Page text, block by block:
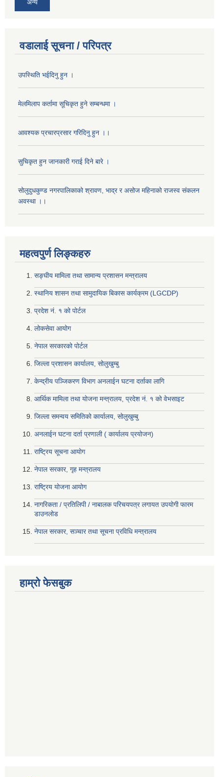
अन्य
वडालाई सूचना / परिपत्र
उपस्थिति भईदिनु हुन ।
मेलमिलाप कर्तामा सूचिकृत हुने सम्बन्धमा ।
आवश्यक प्रचारप्रसार गरिदिनु हुन ।।
सुचिकृत हुन जानकारी गराई दिने बारे ।
सोलुदुधकुण्ड नगरपालिकाको श्रावण, भाद्र र असोज महिनाको राजस्व संकलन
अवस्था ।।
महत्वपुर्ण लिङ्कहरु
सङ्घीय मामिला तथा सामान्य प्रशासन मन्त्रालय
स्थानिय शासन तथा सामुदायिक बिकास कार्यक्रम (LGCDP)
प्रदेश नं. १ को पोर्टल
लोकसेवा आयोग
नेपाल सरकारको पोर्टल
जिल्ला प्रशासन कार्यालय, सोलुखुम्बु
केन्द्रीय पञ्जिकरण विभाग अनलाईन घटना दर्ताका लागि
आर्थिक मामिला तथा योजना मन्त्रालय, प्रदेश नं. १ को वेभसाइट
जिल्ला समन्वय समितिको कार्यालय, सोलुखुम्बु
अनलाईन घटना दर्ता प्रणाली ( कार्यालय प्रयोजन)
राष्ट्रिय सूचना आयोग
नेपाल सरकार, गृह मन्त्रालय
राष्ट्रिय योजना आयोग
नागरिकता / प्रतिलिपी / नाबालक परिचयपत्र लगायत उपयोगी फारम
डाउनलोड
नेपाल सरकार, सञ्चार तथा सूचना प्रविधि मन्त्रालय
हाम्रो फेसबुक